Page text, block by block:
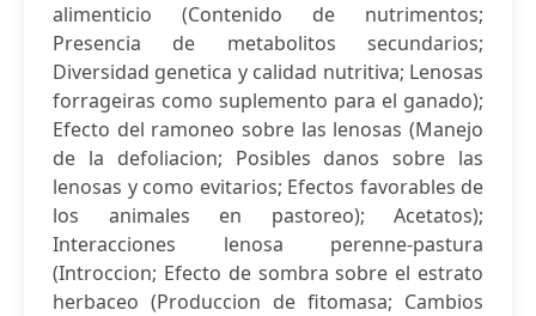
alimenticio (Contenido de nutrimentos;
Presencia de metabolitos secundarios;
Diversidad genetica y calidad nutritiva; Lenosas
forrageiras como suplemento para el ganado);
Efecto del ramoneo sobre las lenosas (Manejo
de la defoliacion; Posibles danos sobre las
lenosas y como evitarios; Efectos favorables de
los animales en pastoreo); Acetatos);
Interacciones lenosa perenne-pastura
(Introccion; Efecto de sombra sobre el estrato
herbaceo (Produccion de fitomasa; Cambios